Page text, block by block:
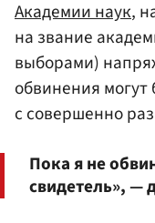
Академии наук,
на звание
выборами)
обвинения
с совершенно
Пока я не
свидетель», —